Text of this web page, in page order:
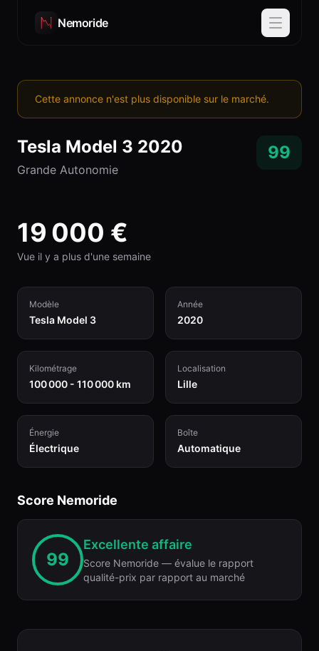
Nemoride
Cette annonce n'est plus disponible sur le marché.
Tesla Model 3 2020
Grande Autonomie
99
19 000 €
Vue il y a plus d'une semaine
Modèle
Tesla Model 3
Année
2020
Kilométrage
100 000 - 110 000 km
Localisation
Lille
Énergie
Électrique
Boîte
Automatique
Score Nemoride
99
Excellente affaire
Score Nemoride — évalue le rapport
qualité-prix par rapport au marché